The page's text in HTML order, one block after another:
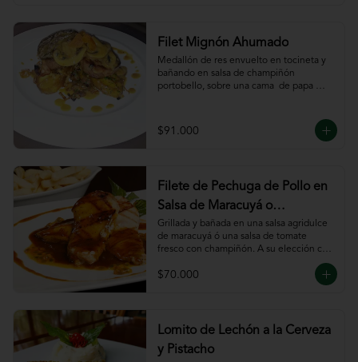
Filet Mignón Ahumado
Medallón de res envuelto en tocineta y
bañando en salsa de champiñón
portobello, sobre una cama  de papa
$91.000
Filete de Pechuga de Pollo en
Salsa de Maracuyá o
Pomodoro
Grillada y bañada en una salsa agridulce
de maracuyá ó una salsa de tomate
fresco con champiñón. A su elección con
espiral o puré.
$70.000
Lomito de Lechón a la Cerveza
y Pistacho